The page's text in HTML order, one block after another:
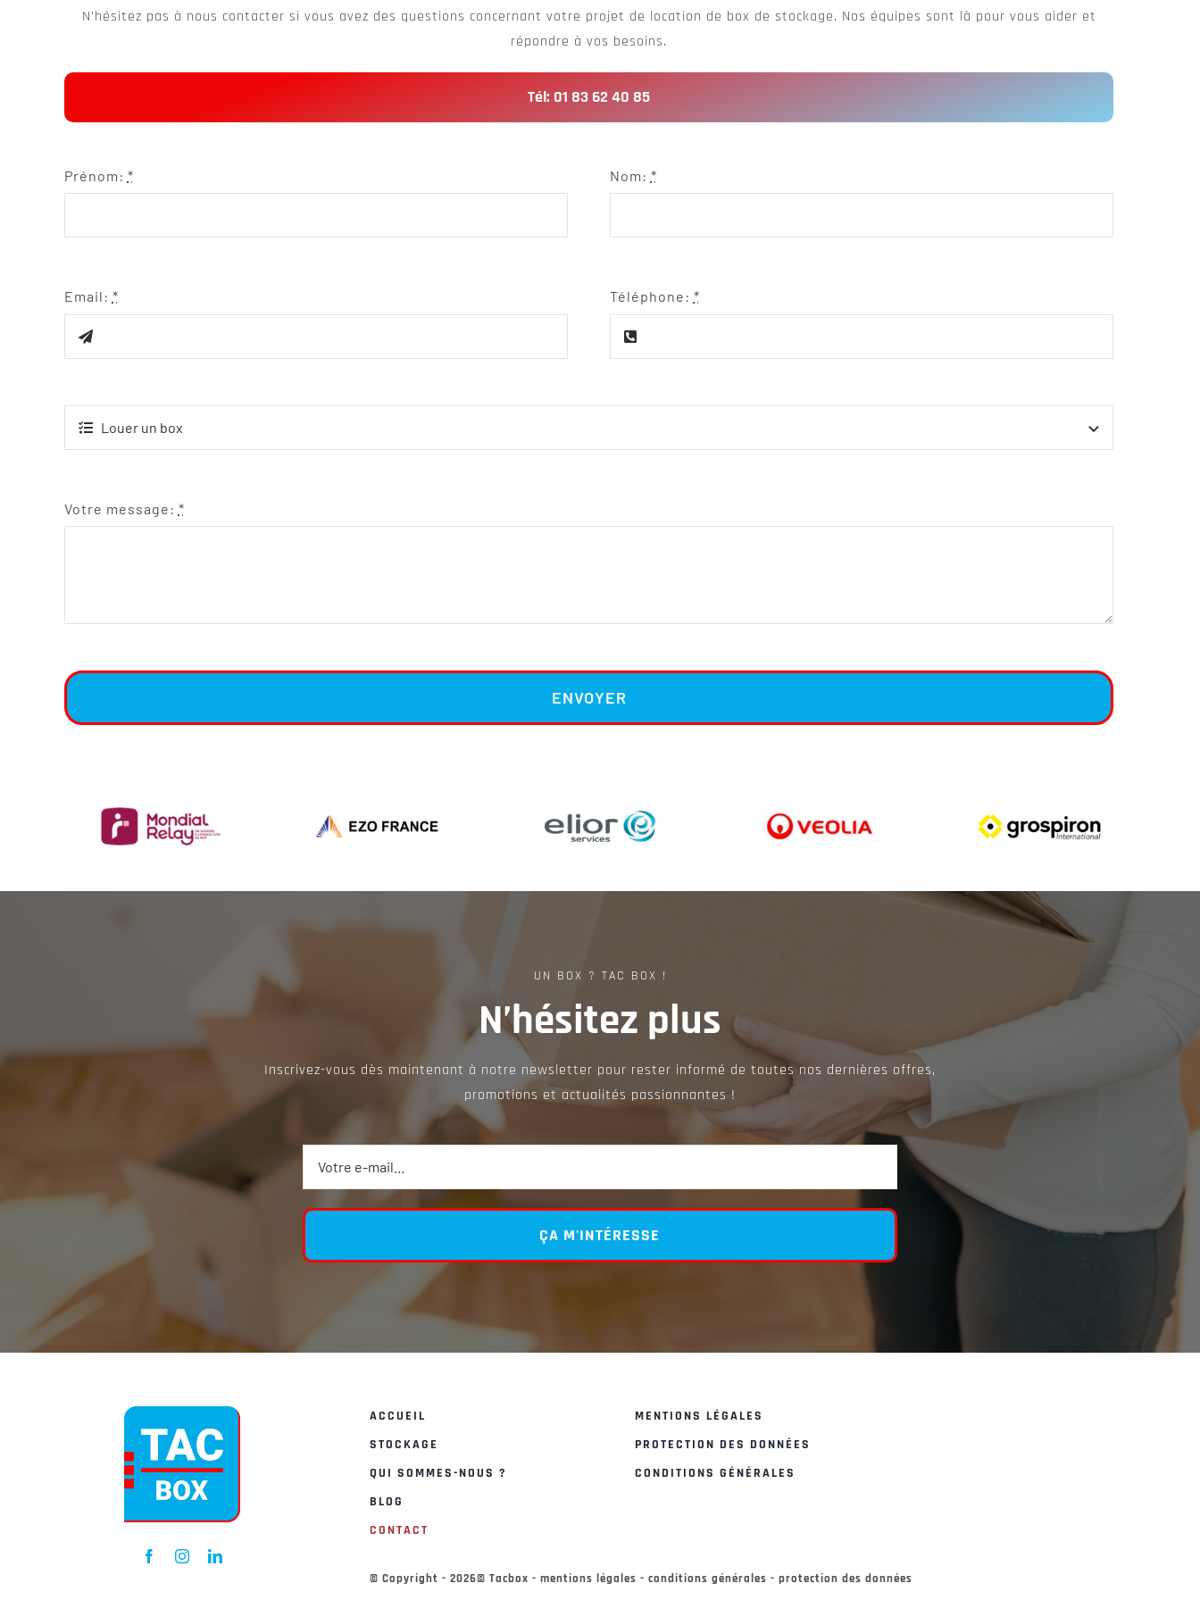
N’hésitez pas à nous contacter si vous avez des questions concernant votre projet de location de box de stockage. Nos équipes sont là pour vous aider et
répondre à vos besoins.
Tél: 01 83 62 40 85
Prénom: * Nom: *
Email: * Téléphone: *
Votre message: *
ENVOYER
UN BOX ? TAC BOX !
N’hésitez plus
Inscrivez-vous dès maintenant à notre newsletter pour rester informé de toutes nos dernières offres,
promotions et actualités passionnantes !
ÇA M'INTÉRESSE
ACCUEIL
STOCKAGE
QUI SOMMES-NOUS ?
BLOG
CONTACT
MENTIONS LÉGALES
PROTECTION DES DONNÉES
CONDITIONS GÉNÉRALES
© Copyright - 2026© Tacbox - mentions légales - conditions générales - protection des données